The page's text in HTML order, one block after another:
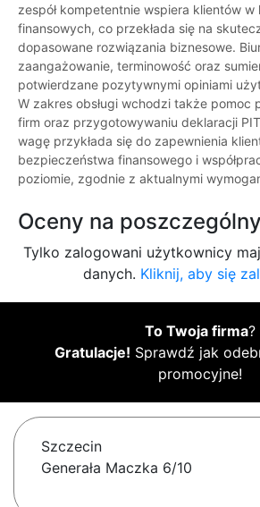
zespół kompetentnie wspiera klientów w
finansowych, co przekłada się na
dopasowane rozwiązania biznesowe.
zaangażowanie, terminowość oraz
potwierdzane pozytywnymi opiniami
W zakres obsługi wchodzi także pomoc
firm oraz przygotowywaniu deklaracji
wagę przykłada się do zapewnienia
bezpieczeństwa finansowego i
poziomie, zgodnie z aktualnymi
Oceny na
Tylko zalogowani użytkownicy
danych. Kliknij, aby się
To Twoja firma?
Gratulacje! Sprawdź jak
promocyjne!
Szczecin
Generała Maczka 6/10